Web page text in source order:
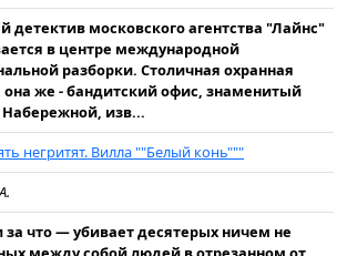
детектив московского агентства "Лайнс"
в центре международной
разборки. Столичная охранная
же - бандитский офис, знаменитый
изв...
негритят. Вилла ""Белый конь"""
за что — убивает десятерых ничем не